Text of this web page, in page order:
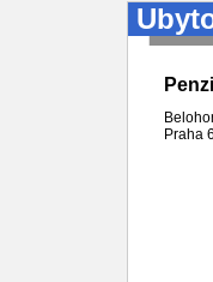
Praha 6